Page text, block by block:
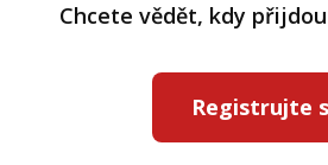
Chcete vědět, kdy
Registrujte